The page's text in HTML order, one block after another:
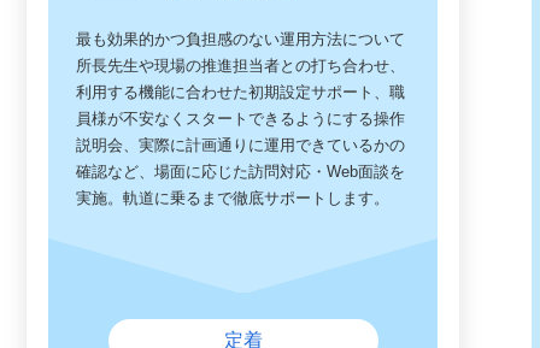
最も効果的かつ負担感のない運用方法について
所長先生や現場の推進担当者との打ち合わせ、
利用する機能に合わせた初期設定サポート、職
員様が不安なくスタートできるようにする操作
説明会、実際に計画通りに運用できているかの
確認など、場面に応じた訪問対応・Web面談を
実施。軌道に乗るまで徹底サポートします。
定着